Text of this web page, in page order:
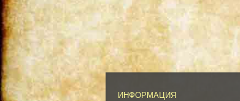
ИНФОРМАЦИЯ